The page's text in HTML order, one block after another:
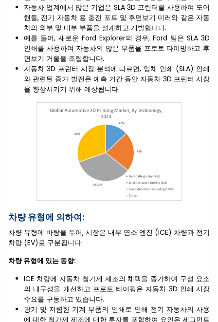
자동차 업계에서 많은 기업은 SLA 3D 프린터를 사용하여 도어
핸들, 전기 자동차 용 충전 포트 및 후면보기 미러와 같은 자동
차의 외부 및 내부 부품을 설계하고 개발합니다.
예를 들어, 새로운 Ford Explorer의 경우, Ford 팀은 SLA 3D
인쇄를 사용하여 자동차의 많은 부품을 프로토 타이밍하고 후
면보기 거울을 조립합니다.
자동차 3D 프린터 시장 분석에 따르면, 입체 인쇄 (SLA) 인쇄
와 관련된 증가 발전은 예측 기간 동안 자동차 3D 프린터 시장
을 향상시키기 위해 예상됩니다.
차량 유형에 의하여:
차량 유형에 바탕을 두어, 시장은 내부 연소 엔진 (ICE) 차량과 전기
차량 (EV)로 구분됩니다.
차량 유형에 있는 동향:
ICE 차량에 자동차 첨가제 제조의 채택을 증가하여 구성 요소
의 내구성을 개선하고 프로토 타이핑은 자동차 3D 인쇄 시장
수요를 구동하고 있습니다.
광기 및 저렴한 기계 부품의 인쇄로 인해 전기 자동차의 사용
에 대한 첨가제 제조에 대한 투자를 포함하여 요인은 세그먼트